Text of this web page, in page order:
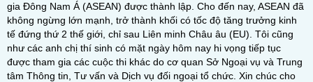
gia Đông Nam Á (ASEAN) được thành lập. Cho đến nay, ASEAN đã
không ngừng lớn mạnh, trở thành khối có tốc độ tăng trưởng kinh
tế đứng thứ 2 thế giới, chỉ sau Liên minh Châu âu (EU). Tôi cũng
như các anh chị thí sinh có mặt ngày hôm nay hi vọng tiếp tục
được tham gia các cuộc thi khác do cơ quan Sở Ngoại vụ và Trung
tâm Thông tin, Tư vấn và Dịch vụ đối ngoại tổ chức. Xin chúc cho